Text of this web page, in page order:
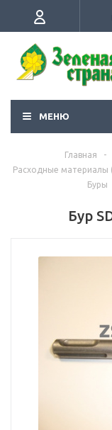
МЕНЮ
Главная -
Расходные материалы
Буры
Бур